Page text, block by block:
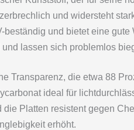
und widersteht
beständig und bietet eine gute
lassen sich problemlos
Transparenz, die etwa 88
ideal für
die Platten resistent gegen
erhöht.